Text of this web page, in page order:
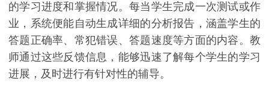
的学习进度和掌握情况。每当学生完成一次测试或作
业，系统便能自动生成详细的分析报告，涵盖学生的
答题正确率、常犯错误、答题速度等方面的内容。教
师通过这些反馈信息，能够迅速了解每个学生的学习
进展，及时进行有针对性的辅导。